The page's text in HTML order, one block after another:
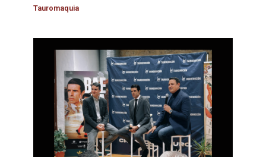
Tauromaquia